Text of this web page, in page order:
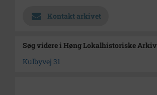
Kontakt arkivet
Søg videre i Høng Lokalhistoriske Arkiv
Kulbyvej 31